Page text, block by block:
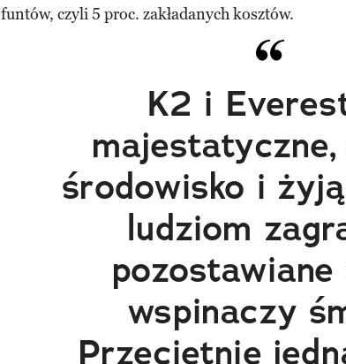
funtów, czyli 5 proc. zakładanych kosztów.
K2 i
środowisko i
ludziom
wspinaczy
Przeciętnie